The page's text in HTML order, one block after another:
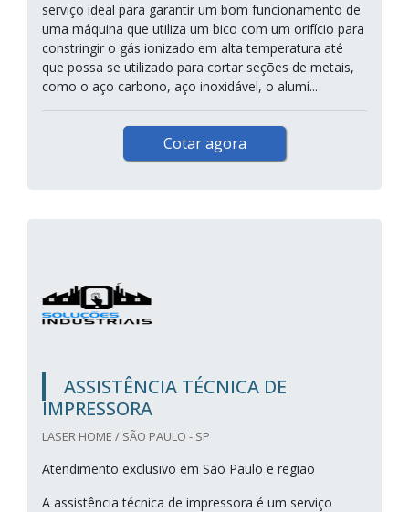
serviço ideal para garantir um bom funcionamento de
uma máquina que utiliza um bico com um orifício para
constringir o gás ionizado em alta temperatura até
que possa se utilizado para cortar seções de metais,
como o aço carbono, aço inoxidável, o alumí...
Cotar agora
ASSISTÊNCIA TÉCNICA DE
IMPRESSORA
LASER HOME / SÃO PAULO - SP
Atendimento exclusivo em São Paulo e região
A assistência técnica de impressora é um serviço